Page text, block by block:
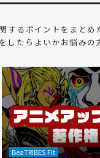
するポイントをまとめ
たらよいかお悩みの
BeaTRIBES Fit